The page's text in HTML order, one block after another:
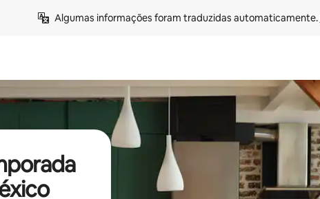
Algumas informações foram traduzidas automaticamente.